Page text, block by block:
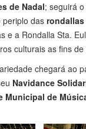
de Nadal; seguirá o
periplo das
e a Rondalla Sta.
culturais as fins de
chegará ao
Navidance
Municipal de